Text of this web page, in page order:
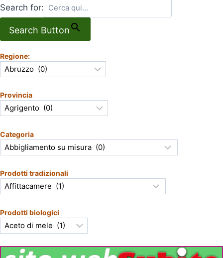
Search for:
Search Button
Regione:
Provincia
Categoria
Prodotti tradizionali
Prodotti biologici